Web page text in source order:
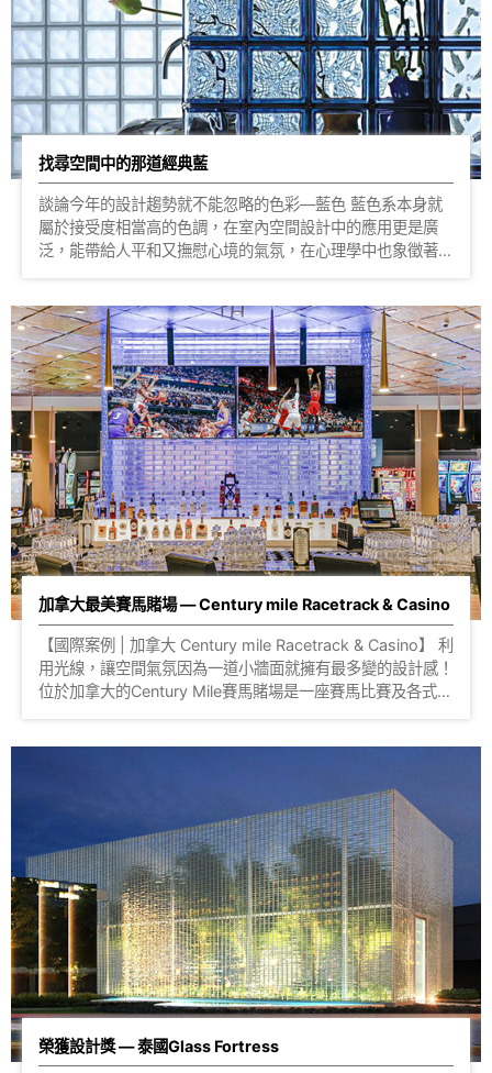
70年代曾是相當知名的聚會場所，而再次重新規劃與對外營
業，承接著老據點的光榮感與文化態度，引入新世代交流，更
與知名餐廳D.O.M.合作，期待成為該街區的新起點，讓時代
精神再煥發出光彩。 照片來源：Marcio Kogan / Studio
MK27
找尋空間中的那道經典藍
談論今年的設計趨勢就不能忽略的色彩—藍色 藍色系本身就
屬於接受度相當高的色調，在室內空間設計中的應用更是廣
泛，能帶給人平和又撫慰心境的氣氛，在心理學中也象徵著自
元素更能展現它的悠揚氣息。 又或者與其他色彩元素搭配，
透過牆面壁紙的挑選或與軟裝搭配呼應，可以和對比的紅色、
黃色交織畫面，就能創造出富有設計感和獨特個性的視覺效
果，還能突顯空間的現代感與藝術性。 今年不妨就運用這道
平易近人，卻不失潮流性的元素來作室內居家設計和搭配吧！
加拿大最美賽馬賭場 — Century mile Racetrack & Casino
【國際案例 | 加拿大 Century mile Racetrack & Casino】 利
用光線，讓空間氣氛因為一道小牆面就擁有最多變的設計感！
位於加拿大的Century Mile賽馬賭場是一座賽馬比賽及各式活
鮮明的牆面，也成為電視牆利用，搶眼的玻璃磚牆與電視的熱
血賽事成就了整個空間最精彩的設計。 空間中的所有面向都
能將這道玻璃磚牆盡收眼底，在牆內側搭配的背光照明，讓空
間可以隨時事、氣氛、話題......等等做色調的改變，也像是創
造了一場場令人驚艷的色彩展覽！
榮獲設計獎 — 泰國Glass Fortress